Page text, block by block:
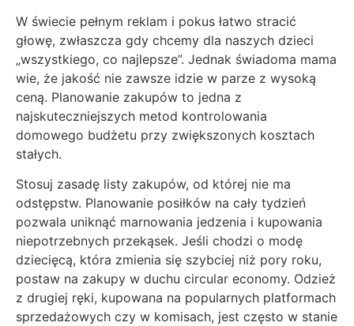
W świecie pełnym reklam i pokus łatwo stracić
głowę, zwłaszcza gdy chcemy dla naszych dzieci
„wszystkiego, co najlepsze”. Jednak świadoma mama
wie, że jakość nie zawsze idzie w parze z wysoką
ceną. Planowanie zakupów to jedna z
najskuteczniejszych metod kontrolowania
domowego budżetu przy zwiększonych kosztach
stałych.
Stosuj zasadę listy zakupów, od której nie ma
odstępstw. Planowanie posiłków na cały tydzień
pozwala uniknąć marnowania jedzenia i kupowania
niepotrzebnych przekąsek. Jeśli chodzi o modę
dziecięcą, która zmienia się szybciej niż pory roku,
postaw na zakupy w duchu circular economy. Odzież
z drugiej ręki, kupowana na popularnych platformach
sprzedażowych czy w komisach, jest często w stanie